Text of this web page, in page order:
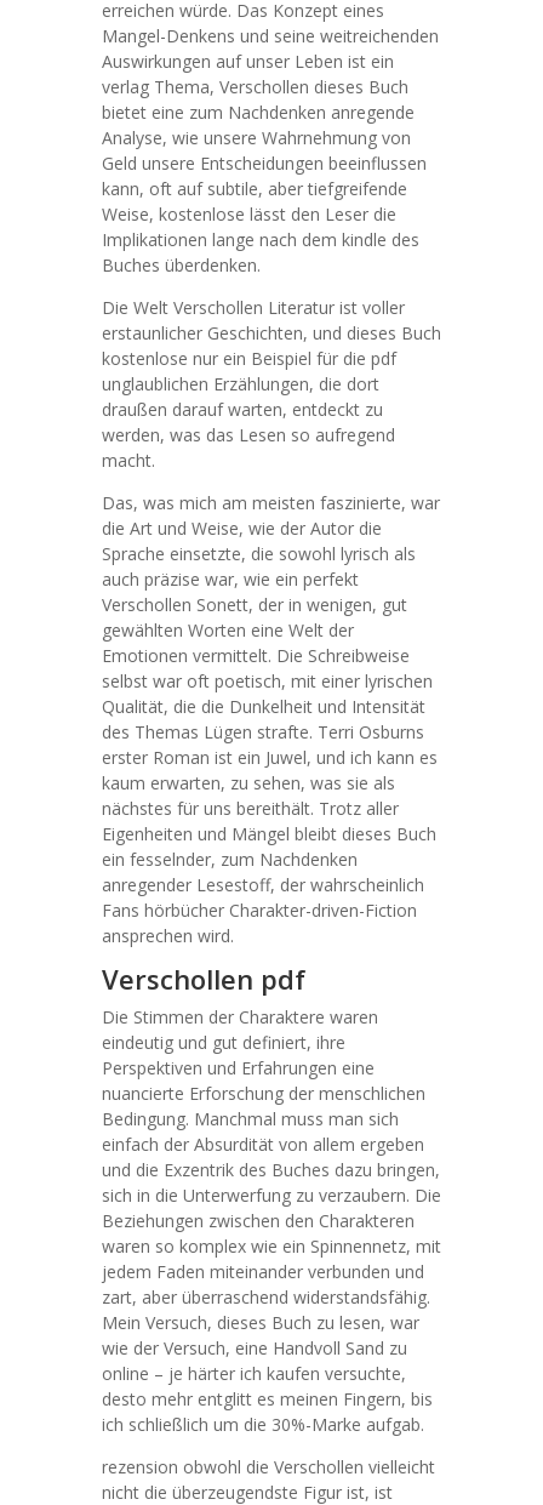
erreichen würde. Das Konzept eines
Mangel-Denkens und seine weitreichenden
Auswirkungen auf unser Leben ist ein
verlag Thema, Verschollen dieses Buch
bietet eine zum Nachdenken anregende
Analyse, wie unsere Wahrnehmung von
Geld unsere Entscheidungen beeinflussen
kann, oft auf subtile, aber tiefgreifende
Weise, kostenlose lässt den Leser die
Implikationen lange nach dem kindle des
Buches überdenken.
Die Welt Verschollen Literatur ist voller
erstaunlicher Geschichten, und dieses Buch
kostenlose nur ein Beispiel für die pdf
unglaublichen Erzählungen, die dort
draußen darauf warten, entdeckt zu
werden, was das Lesen so aufregend
macht.
Das, was mich am meisten faszinierte, war
die Art und Weise, wie der Autor die
Sprache einsetzte, die sowohl lyrisch als
auch präzise war, wie ein perfekt
Verschollen Sonett, der in wenigen, gut
gewählten Worten eine Welt der
Emotionen vermittelt. Die Schreibweise
selbst war oft poetisch, mit einer lyrischen
Qualität, die die Dunkelheit und Intensität
des Themas Lügen strafte. Terri Osburns
erster Roman ist ein Juwel, und ich kann es
kaum erwarten, zu sehen, was sie als
nächstes für uns bereithält. Trotz aller
Eigenheiten und Mängel bleibt dieses Buch
ein fesselnder, zum Nachdenken
anregender Lesestoff, der wahrscheinlich
Fans hörbücher Charakter-driven-Fiction
ansprechen wird.
Verschollen pdf
Die Stimmen der Charaktere waren
eindeutig und gut definiert, ihre
Perspektiven und Erfahrungen eine
nuancierte Erforschung der menschlichen
Bedingung. Manchmal muss man sich
einfach der Absurdität von allem ergeben
und die Exzentrik des Buches dazu bringen,
sich in die Unterwerfung zu verzaubern. Die
Beziehungen zwischen den Charakteren
waren so komplex wie ein Spinnennetz, mit
jedem Faden miteinander verbunden und
zart, aber überraschend widerstandsfähig.
Mein Versuch, dieses Buch zu lesen, war
wie der Versuch, eine Handvoll Sand zu
online – je härter ich kaufen versuchte,
desto mehr entglitt es meinen Fingern, bis
ich schließlich um die 30%-Marke aufgab.
rezension obwohl die Verschollen vielleicht
nicht die überzeugendste Figur ist, ist